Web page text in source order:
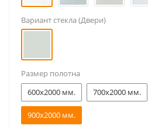
Вариант стекла (Двери)
Размер полотна
600x2000 мм.
700x2000 мм.
900x2000 мм.